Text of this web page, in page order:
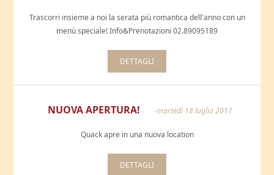
Trascorri insieme a noi la serata più romantica dell'anno con un
menù speciale! Info&Prenotazioni 02.89095189
DETTAGLI
NUOVA APERTURA! -martedì 18 luglio 2017
Quack apre in una nuova location
DETTAGLI